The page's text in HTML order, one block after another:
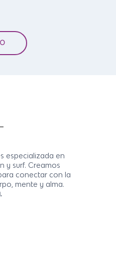
especializada en
y surf. Creamos
conectar con la
mente y alma.